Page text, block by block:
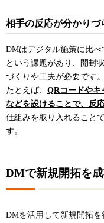
相手の反応が分かりづ
DMはデジタル施策に比
という課題があり、開封
づくりや工夫が必要です。
たとえば、 QRコードやキ
などを設けることで、反
仕組みを取り入れること
す。
DMで新規開拓を
DMを活用して新規開拓